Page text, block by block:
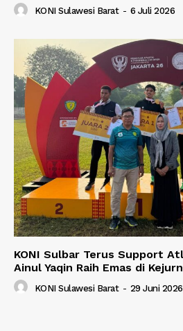
KONI Sulawesi Barat - 6 Juli 2026
KONI Sulbar Terus Support
Ainul Yaqin Raih Emas di
KONI Sulawesi Barat - 29 Juni 2026